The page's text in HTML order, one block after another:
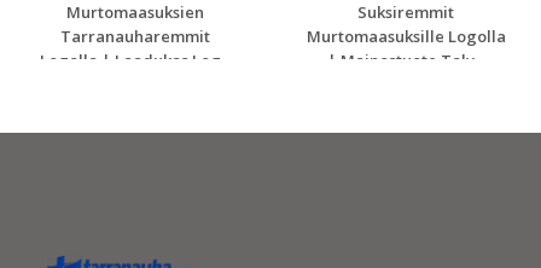
Murtomaasuksien
Tarranauharemmit
Logolla | Laadukas Log...
Suksiremmit
Murtomaasuksille Logolla
| Mainostuote Talv...